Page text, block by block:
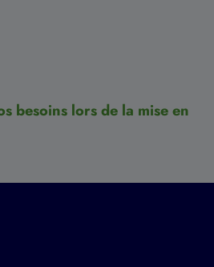
besoins lors de la mise en